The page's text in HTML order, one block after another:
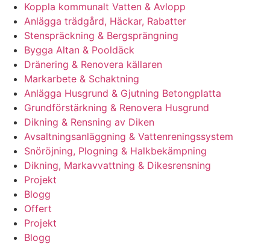
Koppla kommunalt Vatten & Avlopp
Anlägga trädgård, Häckar, Rabatter
Stenspräckning & Bergsprängning
Bygga Altan & Pooldäck
Dränering & Renovera källaren
Markarbete & Schaktning
Anlägga Husgrund & Gjutning Betongplatta
Grundförstärkning & Renovera Husgrund
Dikning & Rensning av Diken
Avsaltningsanläggning & Vattenreningssystem
Snöröjning, Plogning & Halkbekämpning
Dikning, Markavvattning & Dikesrensning
Projekt
Blogg
Offert
Projekt
Blogg